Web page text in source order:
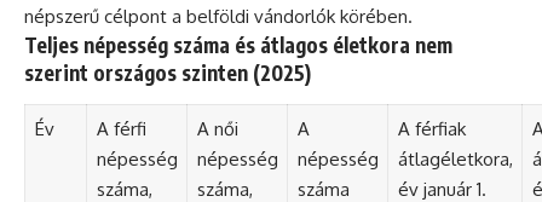
népszerű célpont a belföldi vándorlók körében.
Teljes népesség száma és átlagos életkora nem
szerint országos szinten (2025)
Év
A férfi
népesség
száma,
A női
népesség
száma,
A
népesség
száma
A férfiak
átlagéletkora,
év január 1.